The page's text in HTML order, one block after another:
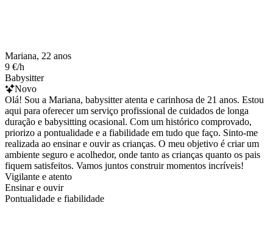
Mariana, 22 anos
9 €/h
Babysitter
Novo
Olá! Sou a Mariana, babysitter atenta e carinhosa de 21 anos. Estou
aqui para oferecer um serviço profissional de cuidados de longa
duração e babysitting ocasional. Com um histórico comprovado,
priorizo a pontualidade e a fiabilidade em tudo que faço. Sinto-me
realizada ao ensinar e ouvir as crianças. O meu objetivo é criar um
ambiente seguro e acolhedor, onde tanto as crianças quanto os pais
fiquem satisfeitos. Vamos juntos construir momentos incríveis!
Vigilante e atento
Ensinar e ouvir
Pontualidade e fiabilidade